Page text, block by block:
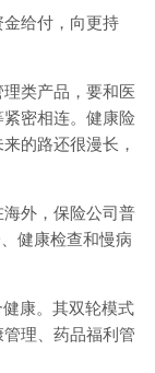
给付，向更持
类产品，要和医
密相连。健康险
的路还很漫长，
外，保险公司普
健康检查和慢病
康。其双轮模式
理、药品福利管